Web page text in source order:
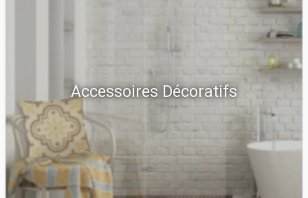
Accessoires Décoratifs